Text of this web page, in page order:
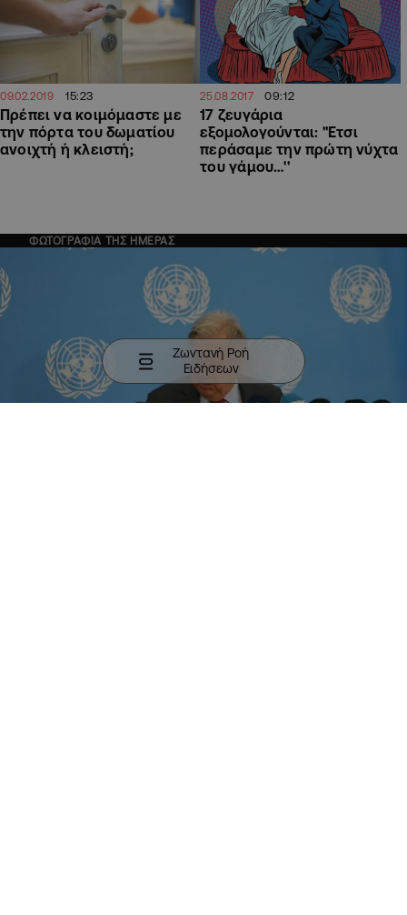
09.02.2019 15:23
Πρέπει να κοιμόμαστε με
την πόρτα του δωματίου
ανοιχτή ή κλειστή;
25.08.2017 09:12
17 ζευγάρια
εξομολογούνται: ''Ετσι
περάσαμε την πρώτη νύχτα
του γάμου…''
ΦΩΤΟΓΡΑΦΙΑ ΤΗΣ ΗΜΕΡΑΣ
Ζωντανή Ροή
Ειδήσεων